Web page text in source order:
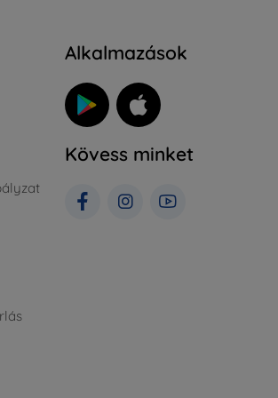
Alkalmazások
Kövess minket